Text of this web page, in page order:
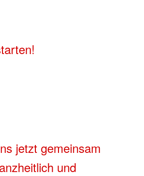
jetzt gemeinsam
und